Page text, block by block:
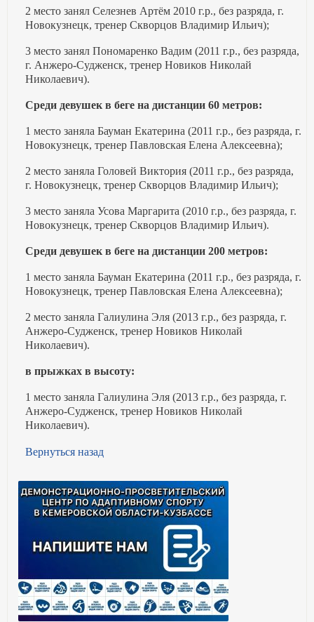
2 место занял Селезнев Артём 2010 г.р., без разряда, г.
Новокузнецк, тренер Скворцов Владимир Ильич);
3 место занял Пономаренко Вадим (2011 г.р., без разряда,
г. Анжеро-Судженск, тренер Новиков Николай
Николаевич).
Среди девушек в беге на дистанции 60 метров:
1 место заняла Бауман Екатерина (2011 г.р., без разряда, г.
Новокузнецк, тренер Павловская Елена Алексеевна);
2 место заняла Головей Виктория (2011 г.р., без разряда,
г. Новокузнецк, тренер Скворцов Владимир Ильич);
3 место заняла Усова Маргарита (2010 г.р., без разряда, г.
Новокузнецк, тренер Скворцов Владимир Ильич).
Среди девушек в беге на дистанции 200 метров:
1 место заняла Бауман Екатерина (2011 г.р., без разряда, г.
Новокузнецк, тренер Павловская Елена Алексеевна);
2 место заняла Галиулина Эля (2013 г.р., без разряда, г.
Анжеро-Судженск, тренер Новиков Николай
Николаевич).
в прыжках в высоту:
1 место заняла Галиулина Эля (2013 г.р., без разряда, г.
Анжеро-Судженск, тренер Новиков Николай
Николаевич).
Вернуться назад